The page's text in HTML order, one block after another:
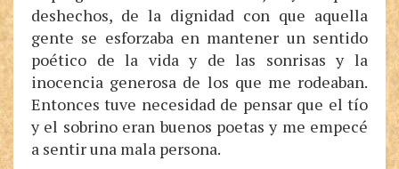
deshechos, de la dignidad con que aquella
gente se esforzaba en mantener un sentido
poético de la vida y de las sonrisas y la
inocencia generosa de los que me rodeaban.
Entonces tuve necesidad de pensar que el tío
y el sobrino eran buenos poetas y me empecé
a sentir una mala persona.